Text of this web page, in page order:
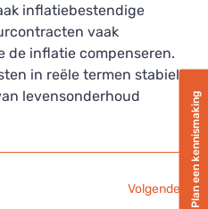
Plan een kennismaking
inflatiebestendige
vaak
de inflatie compenseren.
in reële termen stabiel,
levensonderhoud
Volgende